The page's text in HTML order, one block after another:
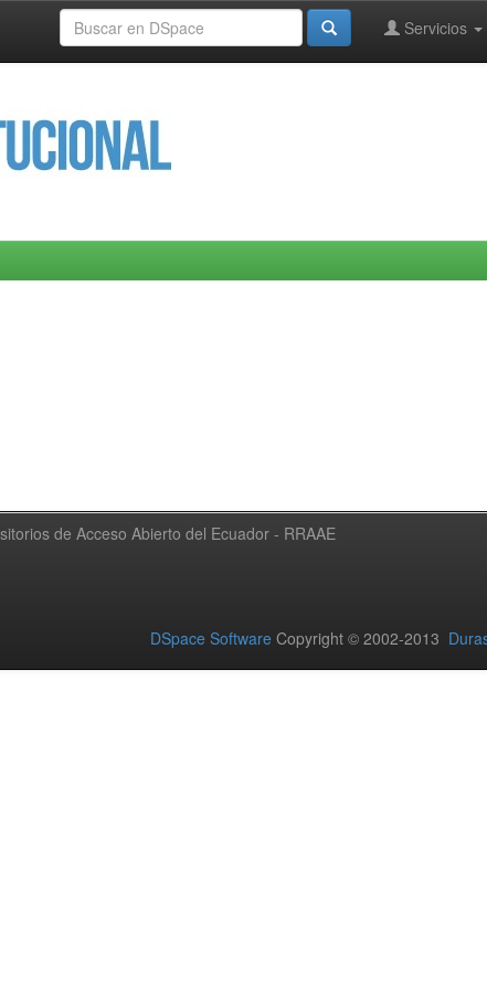
Servicios
de Acceso Abierto del Ecuador - RRAAE
DSpace Software Copyright © 2002-2013